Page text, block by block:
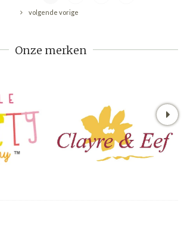
volgende vorige
Onze merken